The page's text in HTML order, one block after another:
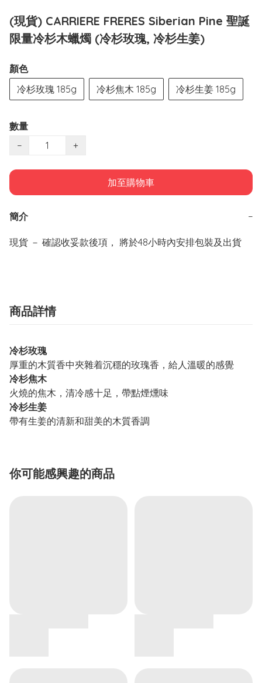
(現貨) CARRIERE FRERES Siberian Pine 聖誕
限量冷杉木蠟燭 (冷杉玫瑰, 冷杉生姜)
顏色
冷杉玫瑰 185g
冷杉焦木 185g 冷杉生姜 185g
數量
−
+
加至購物車
簡介 −
現貨 － 確認收妥款後項， 將於48小時內安排包裝及出貨
商品詳情
冷杉玫瑰
厚重的木質香中夾雜着沉穩的玫瑰香，給人溫暖的感覺
冷杉焦木
火燒的焦木，清冷感十足，帶點煙燻味
冷杉生姜
帶有生姜的清新和甜美的木質香調
你可能感興趣的商品